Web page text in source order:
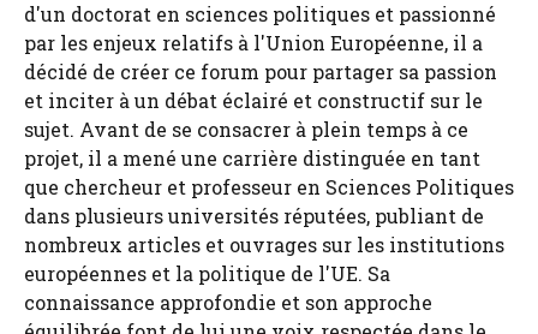
d'un doctorat en sciences politiques et passionné
par les enjeux relatifs à l'Union Européenne, il a
décidé de créer ce forum pour partager sa passion
et inciter à un débat éclairé et constructif sur le
sujet. Avant de se consacrer à plein temps à ce
projet, il a mené une carrière distinguée en tant
que chercheur et professeur en Sciences Politiques
dans plusieurs universités réputées, publiant de
nombreux articles et ouvrages sur les institutions
européennes et la politique de l'UE. Sa
connaissance approfondie et son approche